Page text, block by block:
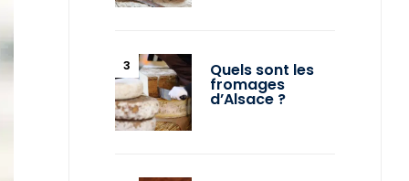
Quels sont les
fromages
d’Alsace ?